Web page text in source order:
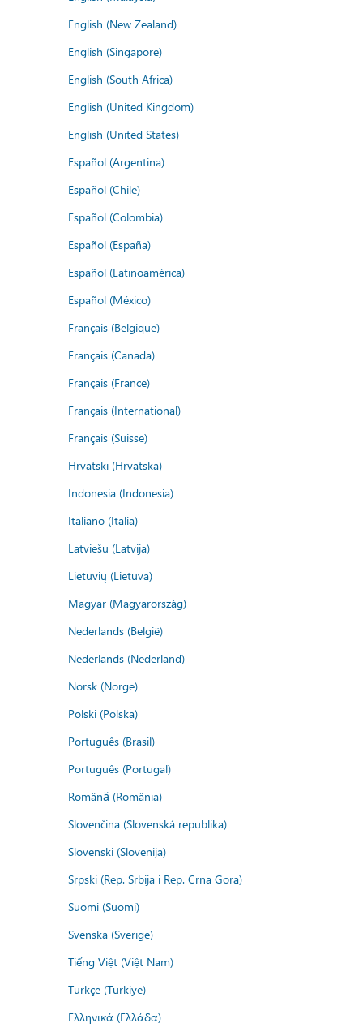
English (New Zealand)
English (Singapore)
English (South Africa)
English (United Kingdom)
English (United States)
Español (Argentina)
Español (Chile)
Español (Colombia)
Español (España)
Español (Latinoamérica)
Español (México)
Français (Belgique)
Français (Canada)
Français (France)
Français (International)
Français (Suisse)
Hrvatski (Hrvatska)
Indonesia (Indonesia)
Italiano (Italia)
Latviešu (Latvija)
Lietuvių (Lietuva)
Magyar (Magyarország)
Nederlands (België)
Nederlands (Nederland)
Norsk (Norge)
Polski (Polska)
Português (Brasil)
Português (Portugal)
Română (România)
Slovenčina (Slovenská republika)
Slovenski (Slovenija)
Srpski (Rep. Srbija i Rep. Crna Gora)
Suomi (Suomi)
Svenska (Sverige)
Tiếng Việt (Việt Nam)
Türkçe (Türkiye)
Ελληνικά (Ελλάδα)